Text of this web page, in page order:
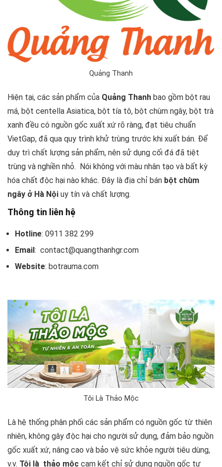
Quảng Thanh
Hiện tại, các sản phẩm của Quảng Thanh bao gồm bột rau
má, bột centella Asiatica, bột tía tô, bột chùm ngây, bột trà
xanh đều có nguồn gốc xuất xứ rõ ràng, đạt tiêu chuẩn
VietGap, đã qua quy trình khử trùng trước khi xuất bán. Để
duy trì chất lượng sản phẩm, nên sử dụng cối đá đã tiệt
trùng và nghiền nhỏ. Nói không với màu nhân tạo và bất kỳ
hóa chất độc hại nào khác. Đây là địa chỉ bán bột chùm
ngây ở Hà Nội uy tín và chất lượng.
Thông tin liên hệ
Hotline: 0911 382 299
Email: contact@quangthanhgr.com
Website: botrauma.com
Tôi Là Thảo Mộc
Là hệ thống phân phối các sản phẩm có nguồn gốc từ thiên
nhiên, không gây độc hại cho người sử dụng, đảm bảo nguồn
gốc xuất xứ, nâng cao và bảo vệ sức khỏe người tiêu dùng,
v.v. Tôi là thảo mộc cam kết chỉ sử dụng nguồn gốc tự